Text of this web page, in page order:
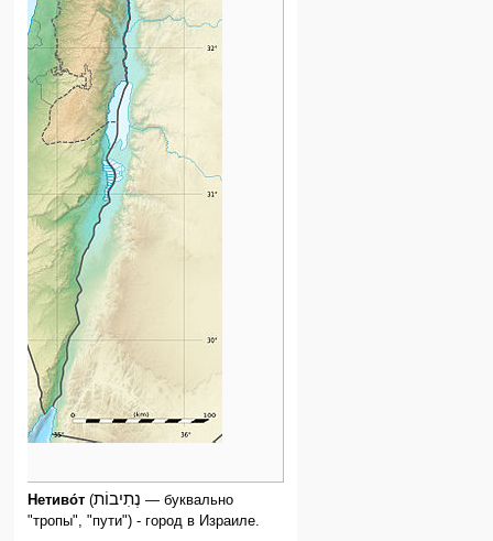
Нетиво́т (נְתִיבוֹת — буквально
"тропы", "пути") - город в Израиле.